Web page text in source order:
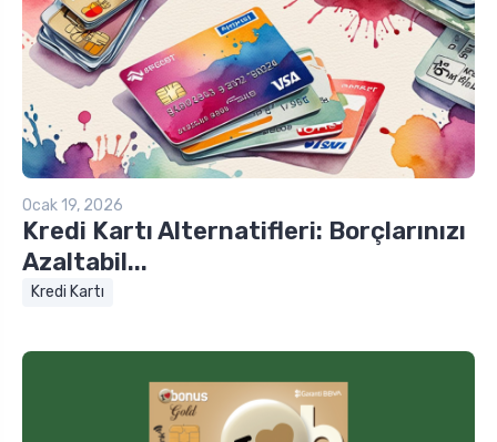
Ocak 19, 2026
Kredi Kartı Alternatifleri: Borçlarınızı
Azaltabil...
Kredi Kartı